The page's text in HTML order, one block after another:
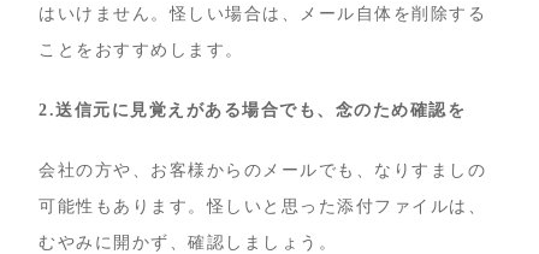
はいけません。怪しい場合は、メール自体を削除する
ことをおすすめします。
2.送信元に見覚えがある場合でも、念のため確認を
会社の方や、お客様からのメールでも、なりすましの
可能性もあります。怪しいと思った添付ファイルは、
むやみに開かず、確認しましょう。